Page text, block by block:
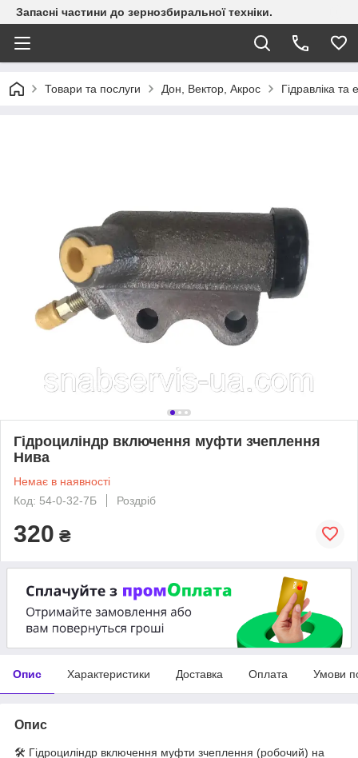
Запасні частини до зернозбиральної техніки.
Товари та послуги Дон, Вектор, Акрос Гідравліка
Гідроциліндр включення муфти зчеплення
Нива
Немає в наявності
Код: 54-0-32-7Б
Роздріб
320 ₴
Опис Характеристики Доставка Оплата Умови
Опис
🛠 Гідроциліндр включення муфти зчеплення (робочий) на